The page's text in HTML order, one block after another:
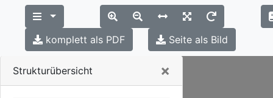
Strukturübersicht ×
komplett als PDF Seite als Bild